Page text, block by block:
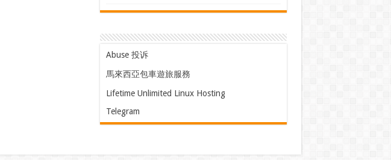
Abuse 投诉
馬來西亞包車遊旅服務
Lifetime Unlimited Linux Hosting
Telegram